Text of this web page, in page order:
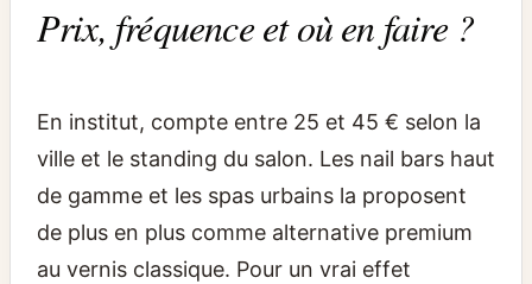
Prix, fréquence et où en faire ?
En institut, compte entre 25 et 45 € selon la
ville et le standing du salon. Les nail bars haut
de gamme et les spas urbains la proposent
de plus en plus comme alternative premium
au vernis classique. Pour un vrai effet